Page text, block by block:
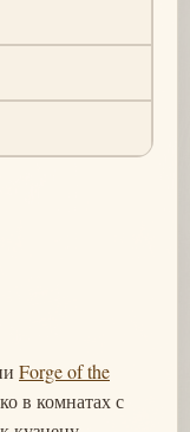
Forge of the
в комнатах с